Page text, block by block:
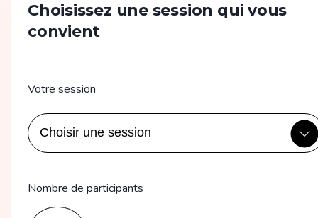
Choisissez une session qui vous
convient
Votre session
Nombre de participants